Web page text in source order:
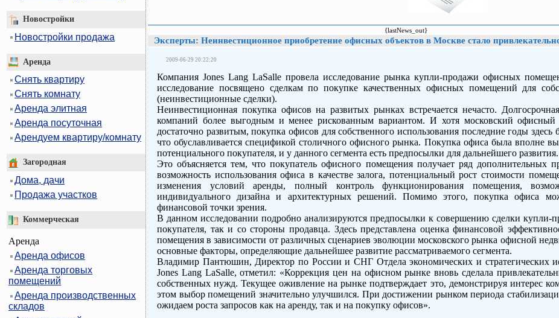
Новостройки
Новостройки продажа
Аренда
Снять квартиру
Снять комнату
Аренда элитная
Аренда посуточная
Арендуем квартиру/комнату
Загородная
Дома, дачи
Продажа участков
Коммерческая
Аренда
Аренда офисов
Аренда торговых
помещений
Аренда производственных
складов
{lastNews_out}
Эксперты: Неинвестиционное приобретение офисных объектов в Москве стало
2009-06-29 20:22:20
Компания Jones Lang LaSalle провела исследование рынка купли-продажи офисных
исследование посвящено сделкам по покупке качественных офисных помещений для
(неинвестиционные сделки).
Неинвестиционная покупка офисов на развитых рынках встречается нечасто.
компаний более выгодным и менее рискованным вариантом. И хотя московский
достаточно развитым, покупка офисов для собственного использования последние годы здесь
что обуславливается спецификой столичного офисного рынка. Покупка офиса была вполне
потенциального покупателя, и у данного сегмента есть предпосылки для дальнейшего развития.
Это объясняется тем, что покупатель офисного помещения получает ряд дополнительных
возможность использования офиса в качестве залога, потенциальный рост стоимости
изменения условий аренды, полный контроль функционирования помещения,
индивидуального дизайна и архитектурных решений. Помимо этого, покупка офиса
финансовой точки зрения.
В данном исследовании подробно анализируются предпосылки к совершению сделки купли-
покупателя, так и со стороны продавца. Здесь представлена оценка финансовой
помещения в зависимости от различных сценариев эволюции московского рынка офисной
основные факторы, определяющие дальнейшее развитие рассматриваемого сегмента.
Владимир Пантюшин, Директор по России и СНГ Отдела экономических и стратегических
Jones Lang LaSalle, отметил: «Коррекция цен на офисном рынке вновь сделала
собственных нужд. Текущее оживление на рынке подтверждает это, демонстрируя интерес
этом выбор помещений значительно улучшился. При достижении рынком периода
ожидаем роста запросов как на аренду, так и на покупку офисов».